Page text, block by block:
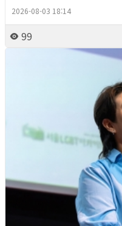
2026-08-03 18:14
99